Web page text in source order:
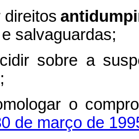
direitos
salvaguardas;
sobre a
o
de março de